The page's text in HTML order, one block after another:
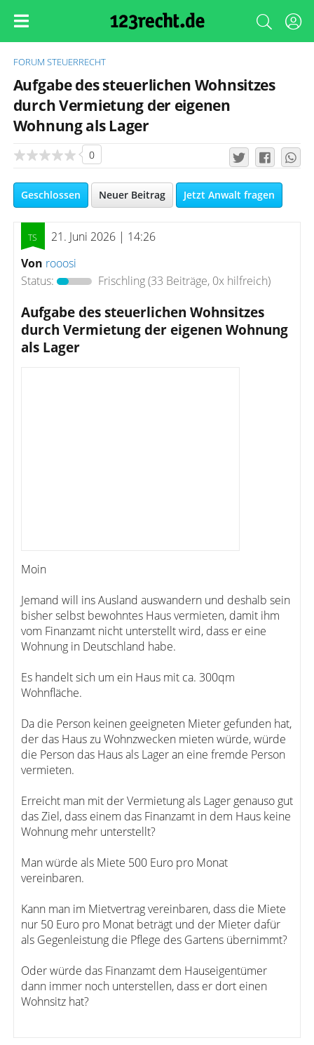
FORUM STEUERRECHT
Aufgabe des steuerlichen Wohnsitzes
durch Vermietung der eigenen
Wohnung als Lager
0
Geschlossen Neuer Beitrag Jetzt Anwalt fragen
21. Juni 2026 | 14:26
Von rooosi
Status:
Frischling(33 Beiträge, 0x hilfreich)
Aufgabe des steuerlichen Wohnsitzes
durch Vermietung der eigenen Wohnung
als Lager
Moin
Jemand will ins Ausland auswandern und deshalb sein
bisher selbst bewohntes Haus vermieten, damit ihm
vom Finanzamt nicht unterstellt wird, dass er eine
Wohnung in Deutschland habe.
Es handelt sich um ein Haus mit ca. 300qm
Wohnfläche.
Da die Person keinen geeigneten Mieter gefunden hat,
der das Haus zu Wohnzwecken mieten würde, würde
die Person das Haus als Lager an eine fremde Person
vermieten.
Erreicht man mit der Vermietung als Lager genauso gut
das Ziel, dass einem das Finanzamt in dem Haus keine
Wohnung mehr unterstellt?
Man würde als Miete 500 Euro pro Monat
vereinbaren.
Kann man im Mietvertrag vereinbaren, dass die Miete
nur 50 Euro pro Monat beträgt und der Mieter dafür
als Gegenleistung die Pflege des Gartens übernimmt?
Oder würde das Finanzamt dem Hauseigentümer
dann immer noch unterstellen, dass er dort einen
Wohnsitz hat?